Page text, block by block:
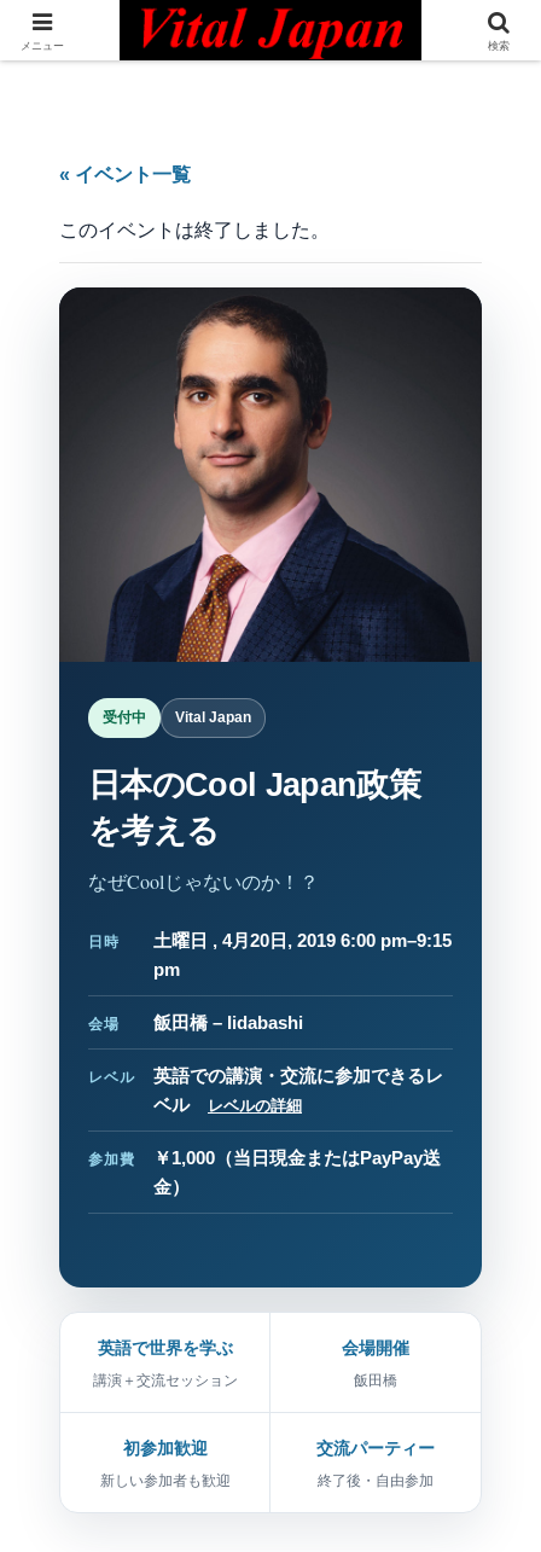
日本最大級の英語コミュニティ・Bilingual Professionals Network
« イベント一覧
このイベントは終了しました。
受付中 Vital Japan
日本のCool Japan政策
を考える
なぜCoolじゃないのか！？
日時
土曜日 , 4月20日, 2019 6:00 pm–9:15
pm
会場 飯田橋 – Iidabashi
レベル
英語での講演・交流に参加できるレ
ベル
レベルの詳細
参加費 ￥1,000 （当日現金またはPayPay送
金）
英語で世界を学ぶ
講演＋交流セッション
会場開催
飯田橋
初参加歓迎
新しい参加者も歓迎
交流パーティー
終了後・自由参加
メニュー 検索